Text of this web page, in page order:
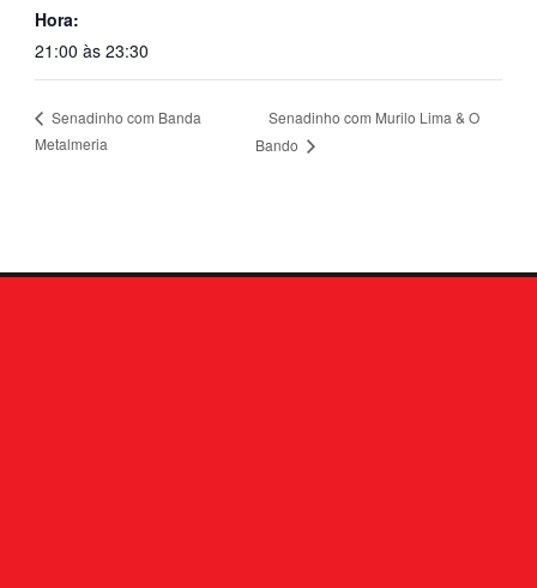
Hora:
21:00 às 23:30
Senadinho com Banda
Metalmeria
Senadinho com Murilo Lima & O
Bando